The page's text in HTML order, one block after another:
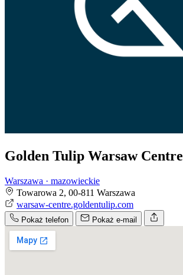
Golden Tulip Warsaw Centre
Warszawa · mazowieckie
Towarowa 2, 00-811 Warszawa
warsaw-centre.goldentulip.com
Pokaż telefon Pokaż e-mail